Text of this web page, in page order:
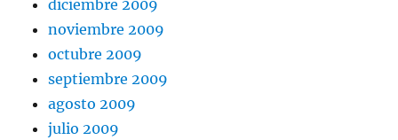
diciembre 2009
noviembre 2009
octubre 2009
septiembre 2009
agosto 2009
julio 2009